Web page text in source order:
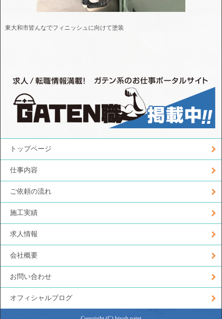
東大和市皆んなでフィニッシュに向けて塗装
トップページ
仕事内容
ご依頼の流れ
施工実績
求人情報
会社概要
お問い合わせ
オフィシャルブログ